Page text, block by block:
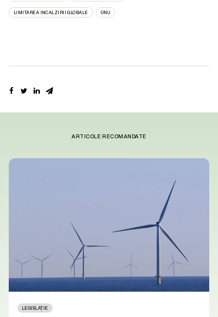
LIMITAREA INCALZIRII GLOBALE ONU
ARTICOLE RECOMANDATE
LEGISLAȚIE